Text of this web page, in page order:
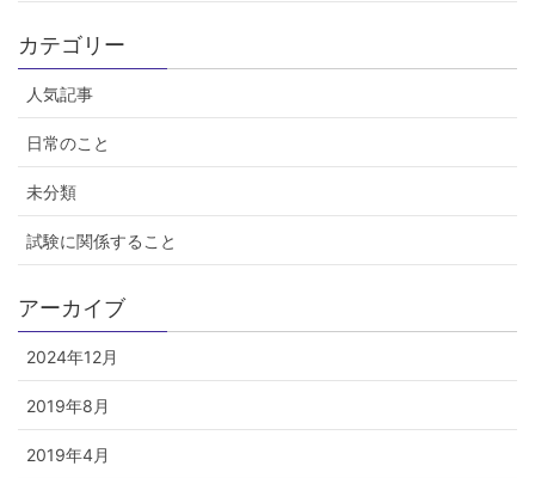
カテゴリー
人気記事
日常のこと
未分類
試験に関係すること
アーカイブ
2024年12月
2019年8月
2019年4月